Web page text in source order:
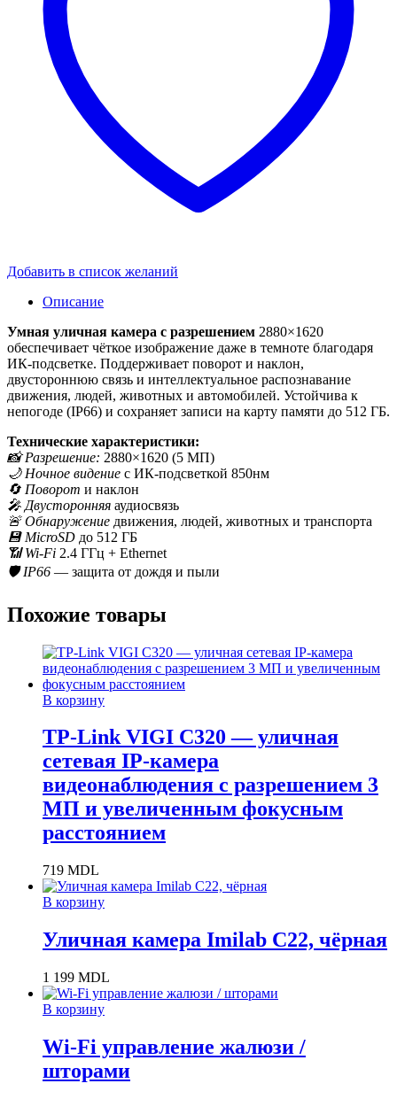
Добавить в список желаний
Описание
Умная уличная камера с разрешением 2880×1620
обеспечивает чёткое изображение даже в темноте благодаря
ИК-подсветке. Поддерживает поворот и наклон,
двустороннюю связь и интеллектуальное распознавание
движения, людей, животных и автомобилей. Устойчива к
непогоде (IP66) и сохраняет записи на карту памяти до 512 ГБ.
Технические характеристики:
📸 Разрешение: 2880×1620 (5 МП)
🌙 Ночное видение с ИК-подсветкой 850нм
🔄 Поворот и наклон
🎤 Двусторонняя аудиосвязь
🚨 Обнаружение движения, людей, животных и транспорта
💾 MicroSD до 512 ГБ
📶 Wi-Fi 2.4 ГГц + Ethernet
🛡️ IP66 — защита от дождя и пыли
Похожие товары
В корзину
TP-Link VIGI C320 — уличная
сетевая IP-камера
видеонаблюдения с разрешением 3
МП и увеличенным фокусным
расстоянием
719 MDL
В корзину
Уличная камера Imilab C22, чёрная
1 199 MDL
В корзину
Wi-Fi управление жалюзи /
шторами